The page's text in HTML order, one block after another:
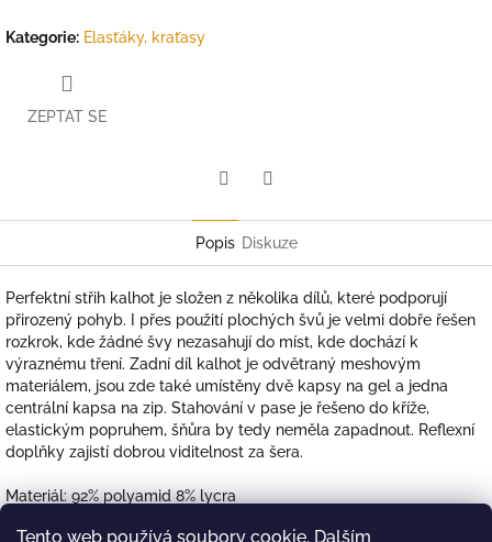
Tento web používá soubory cookie. Dalším
Kategorie: Elasťáky, kraťasy
ZEPTAT SE
Popis Diskuze
Perfektní střih kalhot je složen z několika dílů, které podporují
přirozený pohyb. I přes použití plochých švů je velmi dobře řešen
rozkrok, kde žádné švy nezasahují do míst, kde dochází k
výraznému tření. Zadní díl kalhot je odvětraný meshovým
materiálem, jsou zde také umístěny dvě kapsy na gel a jedna
centrální kapsa na zip. Stahování v pase je řešeno do kříže,
elastickým popruhem, šňůra by tedy neměla zapadnout. Reflexní
doplňky zajistí dobrou viditelnost za šera.
Materiál: 92% polyamid 8% lycra